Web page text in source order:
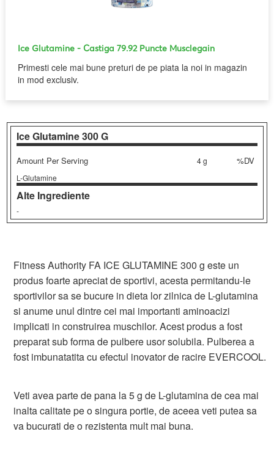
Ice Glutamine- Castiga 79.92 Puncte Musclegain
Primesti cele mai bune preturi de pe piata la noi in magazin
in mod exclusiv.
Ice Glutamine300 G
Amount Per Serving %DV
L-Glutamine
4 g
Alte Ingrediente
-
Fitness Authority FA ICE GLUTAMINE 300 g este un
produs foarte apreciat de sportivi, acesta permitandu-le
sportivilor sa se bucure in dieta lor zilnica de L-glutamina
si anume unul dintre cei mai importanti aminoacizi
implicati in construirea muschilor. Acest produs a fost
preparat sub forma de pulbere usor solubila. Pulberea a
fost imbunatatita cu efectul inovator de racire EVERCOOL.
Veti avea parte de pana la 5 g de L-glutamina de cea mai
inalta calitate pe o singura portie, de aceea veti putea sa
va bucurati de o rezistenta mult mai buna.